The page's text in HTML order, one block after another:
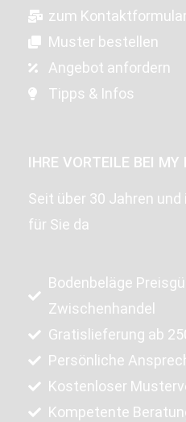
zum Kontaktformular
Muster bestellen
Angebot anfordern
Tipps & Infos
IHRE VORTEILE BEI MY
Seit über 30 Jahren
für Sie da
Bodenbeläge
Zwischenhandel
Gratislieferung ab
Persönliche
Kostenloser
Kompetente